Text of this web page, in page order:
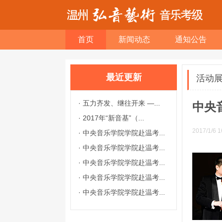
首页 新闻动态 通知公告
最近更新
· 五力齐发、继往开来 —...
· 2017年“新音基”（...
· 中央音乐学院学院赴温考...
· 中央音乐学院学院赴温考...
· 中央音乐学院学院赴温考...
· 中央音乐学院学院赴温考...
· 中央音乐学院学院赴温考...
活动
中央
2017/1/6